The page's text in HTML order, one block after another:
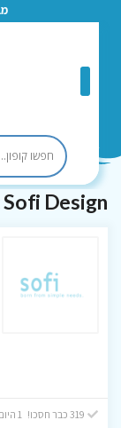
Sofi Design הנחה